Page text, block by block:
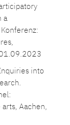
a
into
Aachen,